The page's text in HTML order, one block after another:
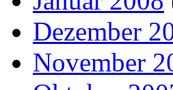
Dezember
November